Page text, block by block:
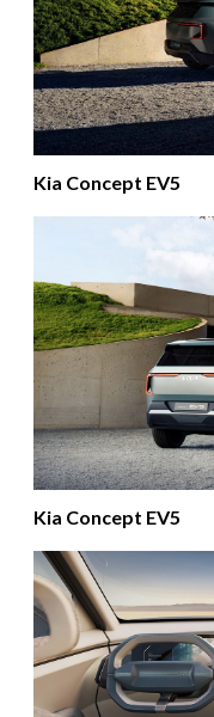
Kia Concept EV5
Kia Concept EV5